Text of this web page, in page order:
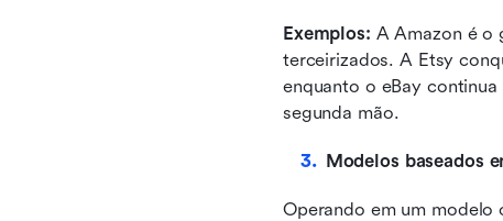
Exemplos: A Amazon é o
terceirizados. A Etsy
enquanto o eBay
segunda mão.
Modelos baseados
Operando em um